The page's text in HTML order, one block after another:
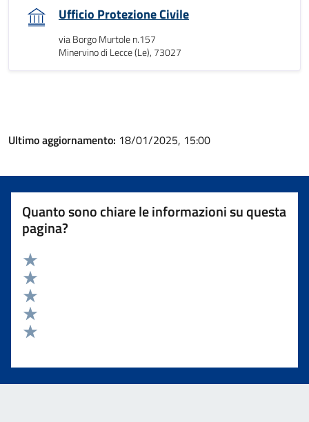
Ufficio Protezione Civile
via Borgo Murtole n.157
Minervino di Lecce (Le), 73027
Ultimo aggiornamento: 18/01/2025, 15:00
Quanto sono chiare le informazioni su questa
pagina?
Valuta 5 stelle su 5
Valuta 4 stelle su 5
Valuta 3 stelle su 5
Valuta 2 stelle su 5